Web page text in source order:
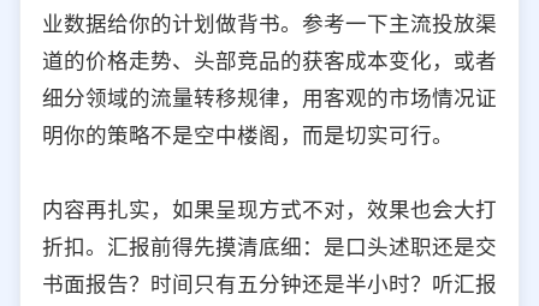
业数据给你的计划做背书。参考一下主流投放渠
道的价格走势、头部竞品的获客成本变化，或者
细分领域的流量转移规律，用客观的市场情况证
明你的策略不是空中楼阁，而是切实可行。
内容再扎实，如果呈现方式不对，效果也会大打
折扣。汇报前得先摸清底细：是口头述职还是交
书面报告？时间只有五分钟还是半小时？听汇报